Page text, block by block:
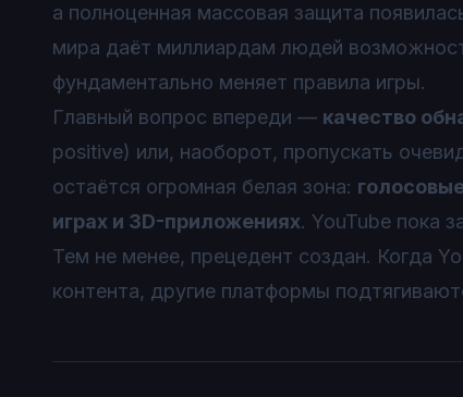
а полноценная массовая защита
мира даёт миллиардам людей
фундаментально меняет правила игры.
Главный вопрос впереди — качество
positive) или, наоборот, пропускать
остаётся огромная белая зона:
играх и 3D-приложениях. YouTube пока
Тем не менее, прецедент создан. Когда
контента, другие платформы